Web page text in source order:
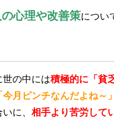
心理や改善策につい
世の中には積極的に「貧
今月ピンチなんだよね～
に、 相手より苦労して